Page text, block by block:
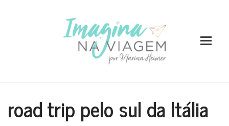
road trip pelo sul da Itália